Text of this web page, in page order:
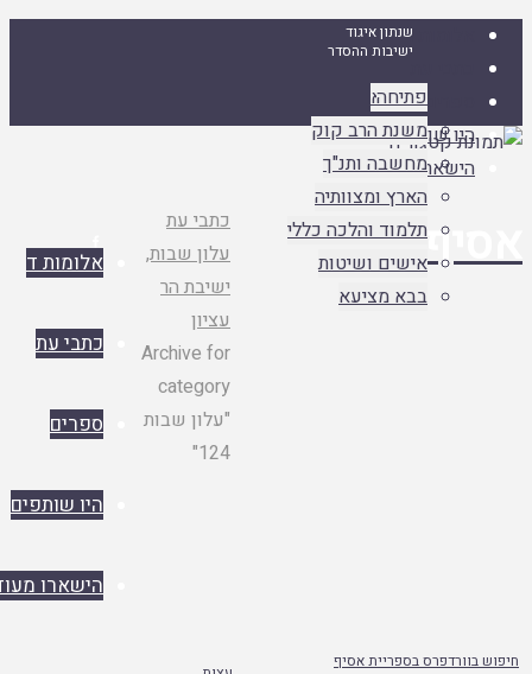
אלומות ד
כתבי עת
ספרים
היו שותפים
הישארו מעודכנים
שנתון איגוד
ישיבות ההסדר
אלומות ד
כתבי עת
ספרים
היו שותפים
הישארו מעודכנים
כתבי עת
עלון שבות,
ישיבת הר
Archive for
category
"עלון שבות
בוורדפרס בספריית אסיף
אסיף א
אסיף ב
אסיף ג
פתיחה
משנת הרב קוק
מחשבה ותנ"ך
הארץ ומצוותיה
תלמוד והלכה כללי
אישים ושיטות
בבא מציעא